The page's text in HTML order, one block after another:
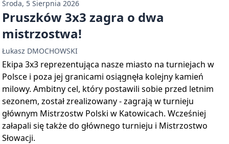
Środa, 5 Sierpnia 2026
Pruszków 3x3 zagra o dwa
mistrzostwa!
Łukasz DMOCHOWSKI
Ekipa 3x3 reprezentująca nasze miasto na turniejach w
Polsce i poza jej granicami osiągnęła kolejny kamień
milowy. Ambitny cel, który postawili sobie przed letnim
sezonem, został zrealizowany - zagrają w turnieju
głównym Mistrzostw Polski w Katowicach. Wcześniej
załapali się także do głównego turnieju i Mistrzostwo
Słowacji.